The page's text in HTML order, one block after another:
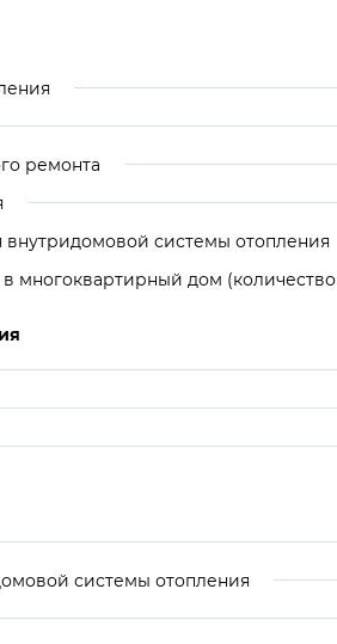
ремонта
внутридомовой системы отопления
многоквартирный дом (количество
системы отопления